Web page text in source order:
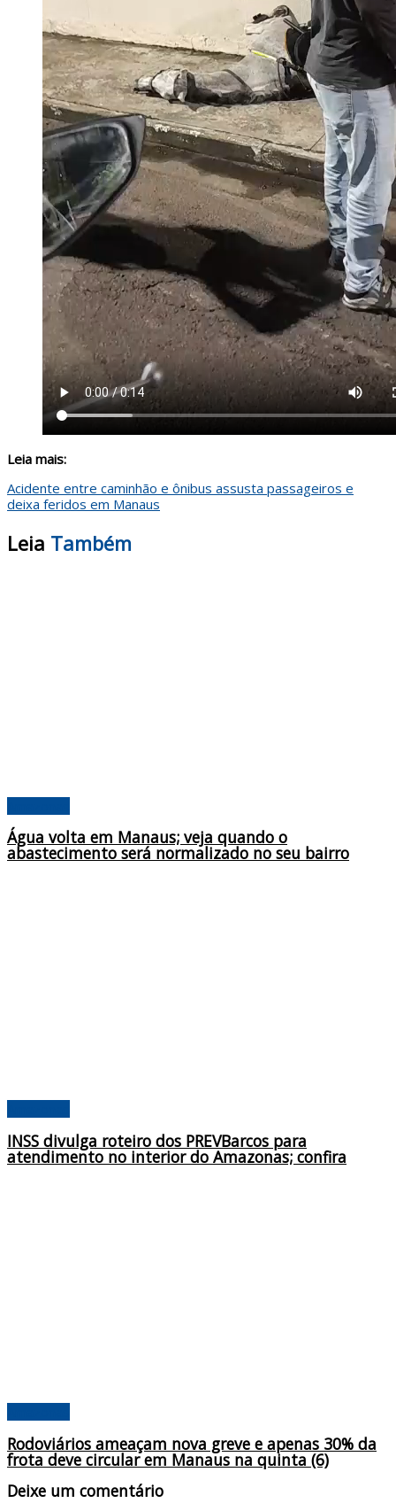
Leia mais:
Acidente entre caminhão e ônibus assusta passageiros e
deixa feridos em Manaus
Leia Também
Água volta em Manaus; veja quando o
abastecimento será normalizado no seu bairro
INSS divulga roteiro dos PREVBarcos para
atendimento no interior do Amazonas; confira
Rodoviários ameaçam nova greve e apenas 30% da
frota deve circular em Manaus na quinta (6)
Deixe um comentário